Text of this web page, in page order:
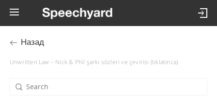
Назад
Unwritten Law – Nick & Phil şarkı sözleri ve çevirisi (tıklatınca)